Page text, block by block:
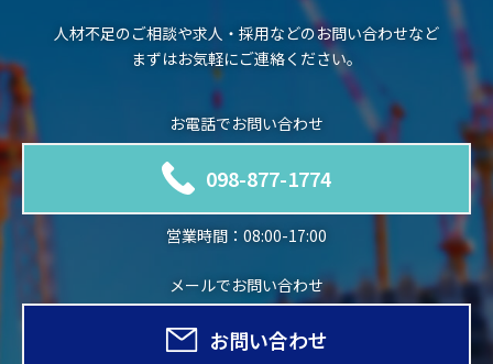
人材不足のご相談や求人・採用などのお問い合わせなど
まずはお気軽にご連絡ください。
お電話でお問い合わせ
098-877-1774
営業時間：08:00-17:00
メールでお問い合わせ
お問い合わせ